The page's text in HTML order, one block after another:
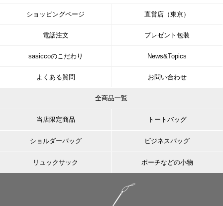
ショッピングページ 直営店（東京）
電話注文 プレゼント包装
sasiccoのこだわり News&Topics
よくある質問 お問い合わせ
全商品一覧
当店限定商品 トートバッグ
ショルダーバッグ ビジネスバッグ
リュックサック ポーチなどの小物